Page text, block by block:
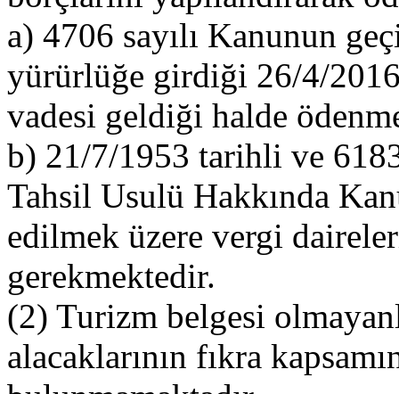
a) 4706 sayılı Kanunun
yürürlüğe girdiği 26/4/
vadesi geldiği halde
b) 21/7/1953 tarihli ve
Tahsil Usulü Hakkında
edilmek üzere vergi
gerekmektedir.
(2) Turizm belgesi
alacaklarının fıkra